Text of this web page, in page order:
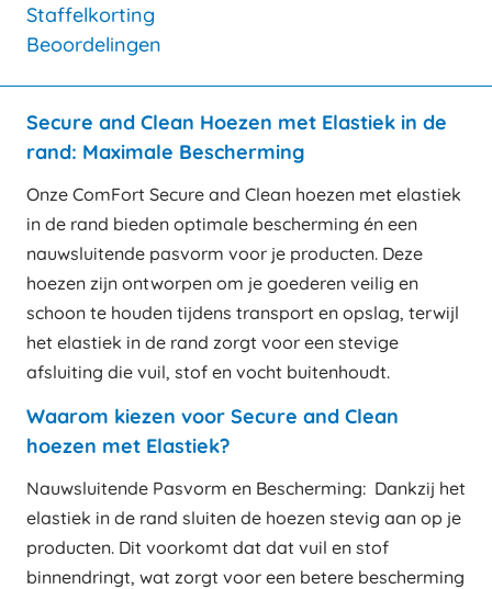
Staffelkorting
Beoordelingen
Secure and Clean Hoezen met Elastiek in de
rand: Maximale Bescherming
Onze ComFort Secure and Clean hoezen met elastiek
in de rand bieden optimale bescherming én een
nauwsluitende pasvorm voor je producten. Deze
hoezen zijn ontworpen om je goederen veilig en
schoon te houden tijdens transport en opslag, terwijl
het elastiek in de rand zorgt voor een stevige
afsluiting die vuil, stof en vocht buitenhoudt.
Waarom kiezen voor Secure and Clean
hoezen met Elastiek?
Nauwsluitende Pasvorm en Bescherming: Dankzij het
elastiek in de rand sluiten de hoezen stevig aan op je
producten. Dit voorkomt dat dat vuil en stof
binnendringt, wat zorgt voor een betere bescherming